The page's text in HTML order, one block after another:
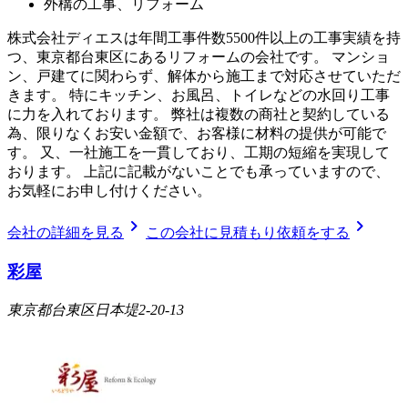
外構の工事、リフォーム
株式会社ディエスは年間工事件数5500件以上の工事実績を持
つ、東京都台東区にあるリフォームの会社です。 マンショ
ン、戸建てに関わらず、解体から施工まで対応させていただ
きます。 特にキッチン、お風呂、トイレなどの水回り工事
に力を入れております。 弊社は複数の商社と契約している
為、限りなくお安い金額で、お客様に材料の提供が可能で
す。 又、一社施工を一貫しており、工期の短縮を実現して
おります。 上記に記載がないことでも承っていますので、
お気軽にお申し付けください。
会社の詳細を見る chevron_right この会社に見積もり依頼をする chevron_right
彩屋
東京都台東区日本堤2-20-13